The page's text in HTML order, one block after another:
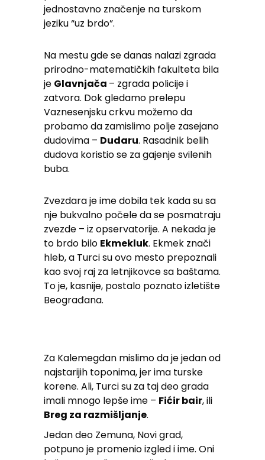
jednostavno značenje na turskom
jeziku “uz brdo”.
Na mestu gde se danas nalazi zgrada
prirodno-matematičkih fakulteta bila
je Glavnjača – zgrada policije i
zatvora. Dok gledamo prelepu
Vaznesenjsku crkvu možemo da
probamo da zamislimo polje zasejano
dudovima – Dudaru. Rasadnik belih
dudova koristio se za gajenje svilenih
buba.
Zvezdara je ime dobila tek kada su sa
nje bukvalno počele da se posmatraju
zvezde – iz opservatorije. A nekada je
to brdo bilo Ekmekluk. Ekmek znači
hleb, a Turci su ovo mesto prepoznali
kao svoj raj za letnjikovce sa baštama.
To je, kasnije, postalo poznato izletište
Beograđana.
Za Kalemegdan mislimo da je jedan od
najstarijih toponima, jer ima turske
korene. Ali, Turci su za taj deo grada
imali mnogo lepše ime – Fićir bair, ili
Breg za razmišljanje.
Jedan deo Zemuna, Novi grad,
potpuno je promenio izgled i ime. Oni